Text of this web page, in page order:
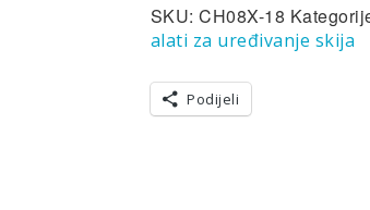
SKU:CH08X-18
alati za uređivanje skija
Podijeli